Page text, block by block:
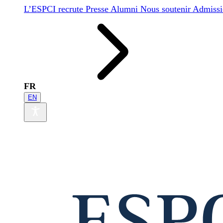
L’ESPCI recrute Presse Alumni Nous soutenir
FR
EN